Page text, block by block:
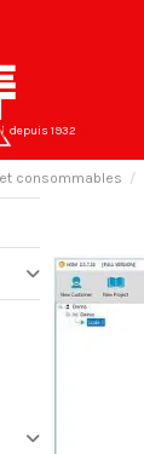
depuis 1932
consommables